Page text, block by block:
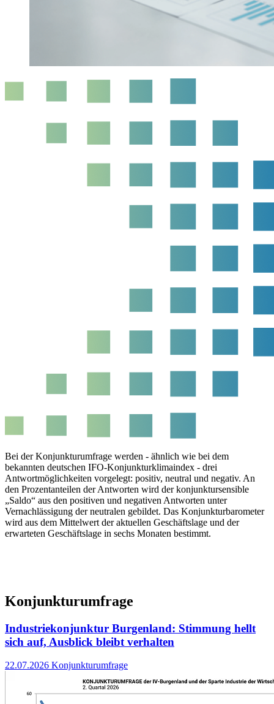
Bei der Konjunkturumfrage werden - ähnlich wie bei dem
bekannten deutschen IFO-Konjunkturklimaindex - drei
Antwortmöglichkeiten vorgelegt: positiv, neutral und negativ. An
den Prozentanteilen der Antworten wird der konjunktursensible
„Saldo“ aus den positiven und negativen Antworten unter
Vernachlässigung der neutralen gebildet. Das Konjunkturbarometer
wird aus dem Mittelwert der aktuellen Geschäftslage und der
erwarteten Geschäftslage in sechs Monaten bestimmt.
Konjunkturumfrage
Industriekonjunktur Burgenland: Stimmung hellt
sich auf, Ausblick bleibt verhalten
22.07.2026 Konjunkturumfrage